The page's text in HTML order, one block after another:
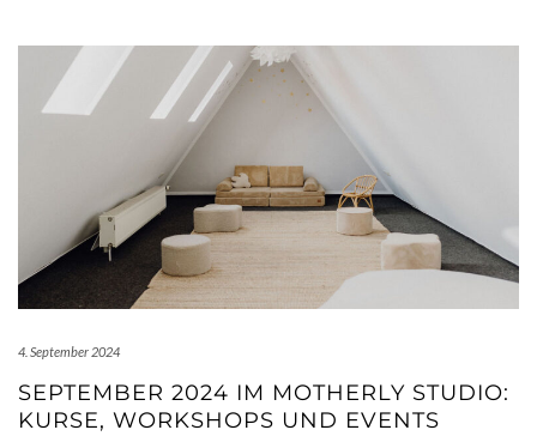
4. September 2024
SEPTEMBER 2024 IM MOTHERLY STUDIO:
KURSE, WORKSHOPS UND EVENTS